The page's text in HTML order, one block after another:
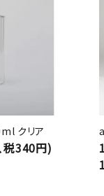
クリア
税340円)